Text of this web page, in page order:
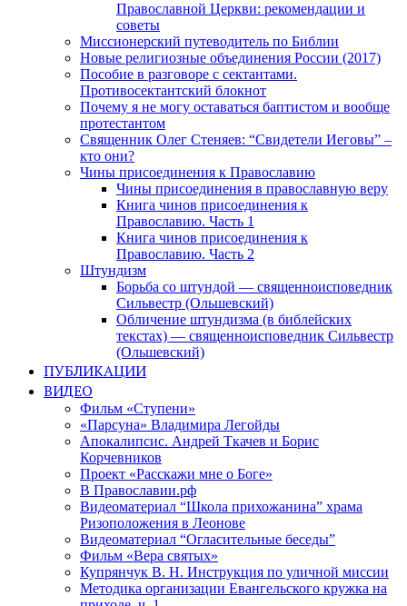
Православной Церкви: рекомендации и
советы
Миссионерский путеводитель по Библии
Новые религиозные объединения России (2017)
Пособие в разговоре с сектантами.
Противосектантский блокнот
Почему я не могу оставаться баптистом и вообще
протестантом
Священник Олег Стеняев: “Свидетели Иеговы” –
кто они?
Чины присоединения к Православию
Чины присоединения в православную веру
Книга чинов присоединения к
Православию. Часть 1
Книга чинов присоединения к
Православию. Часть 2
Штундизм
Борьба со штундой — священноисповедник
Сильвестр (Ольшевский)
Обличение штундизма (в библейских
текстах) — священноисповедник Сильвестр
(Ольшевский)
ПУБЛИКАЦИИ
ВИДЕО
Фильм «Ступени»
«Парсуна» Владимира Легойды
Апокалипсис. Андрей Ткачев и Борис
Корчевников
Проект «Расскажи мне о Боге»
В Православии.рф
Видеоматериал “Школа прихожанина” храма
Ризоположения в Леонове
Видеоматериал “Огласительные беседы”
Фильм «Вера святых»
Купрянчук В. Н. Инструкция по уличной миссии
Методика организации Евангельского кружка на